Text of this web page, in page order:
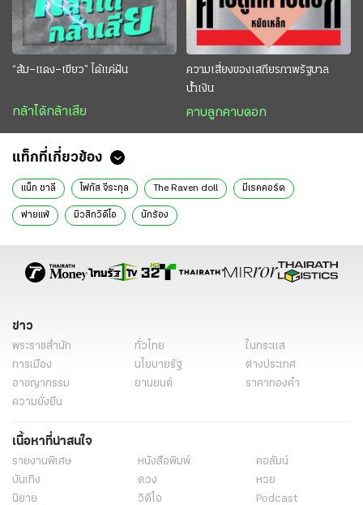
“ส้ม–แดง–เขียว” ได้แค่ฝัน
กล้าได้กล้าเสีย
ความเสี่ยงของเสถียรภาพรัฐบาล
น้ำเงิน
คาบลูกคาบดอก
แท็กที่เกี่ยวข้อง
แน็ก ชาลี โฟกัส จีระกุล The Raven doll มีเรคคอร์ด
พ่ายแพ้ มิวสิกวิดีโอ นักร้อง
ข่าว
พระราชสำนัก ทั่วไทย
ในกระแส
การเมือง
นโยบายรัฐ
ต่างประเทศ
อาชญากรรม
ยานยนต์
ราคาทองคำ
ความยั่งยืน
เนื้อหาที่น่าสนใจ
รายงานพิเศษ หนังสือพิมพ์
คอลัมน์
บันเทิง
ดวง
หวย
นิยาย
วิดีโอ
Podcast